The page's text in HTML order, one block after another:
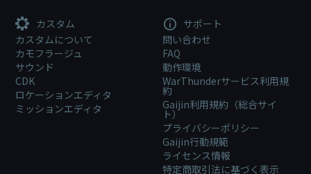
カスタム
カスタムについて
カモフラージュ
サウンド
CDK
ロケーションエディタ
ミッションエディタ
サポート
問い合わせ
FAQ
動作環境
WarThunderサービス利用規
約
Gaijin利用規約（総合サイ
ト）
プライバシーポリシー
Gaijin行動規範
ライセンス情報
特定商取引法に基づく表示